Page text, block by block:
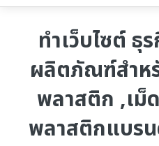
ทำเว็บไซต์ ธุ
ผลิตภัณฑ์สำห
พลาสติก ,เม็
พลาสติกแบร